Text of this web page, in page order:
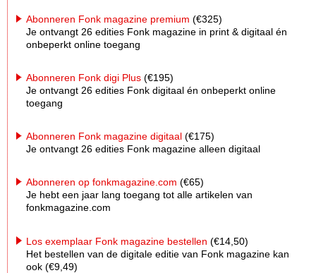
Abonneren Fonk magazine premium (€325)
Je ontvangt 26 edities Fonk magazine in print & digitaal én
onbeperkt online toegang
Abonneren Fonk digi Plus (€195)
Je ontvangt 26 edities Fonk digitaal én onbeperkt online
toegang
Abonneren Fonk magazine digitaal (€175)
Je ontvangt 26 edities Fonk magazine alleen digitaal
Abonneren op fonkmagazine.com (€65)
Je hebt een jaar lang toegang tot alle artikelen van
fonkmagazine.com
Los exemplaar Fonk magazine bestellen (€14,50)
Het bestellen van de digitale editie van Fonk magazine kan
ook (€9,49)